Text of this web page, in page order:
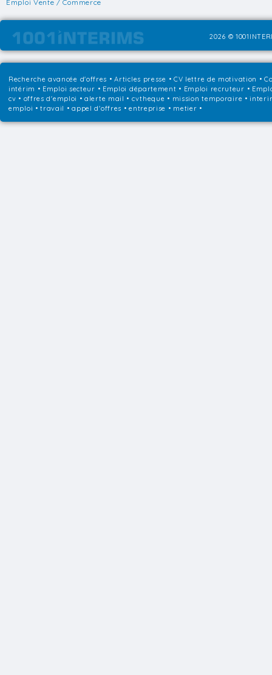
Emploi Vente / Commerce
2026 ©
Recherche avancée d'offres •Articles presse • CV lettre de motivation •
intérim • Emploi secteur • Emploi département • Emploi recruteur •
cv • offres d'emploi • alerte mail • cvtheque • mission temporaire •
emploi • travail • appel d'offres • entreprise • metier •